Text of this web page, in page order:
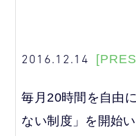
2016.12.14
毎月20時間を自由
ない制度」を開始